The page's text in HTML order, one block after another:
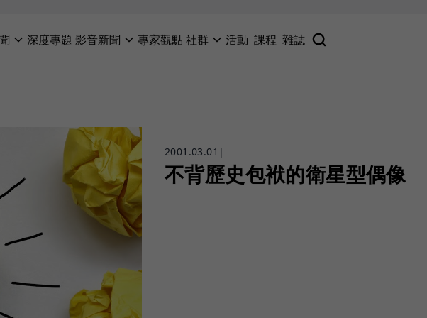
深度專題 影音新聞 專家觀點社群 活動 課程 雜誌
2001.03.01 |
不背歷史包袱的衛星型偶像